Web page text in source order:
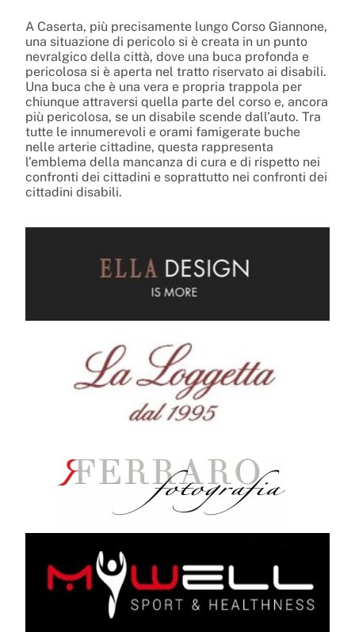
A Caserta, più precisamente lungo Corso Giannone,
una situazione di pericolo si è creata in un punto
nevralgico della città, dove una buca profonda e
pericolosa si è aperta nel tratto riservato ai disabili.
Una buca che è una vera e propria trappola per
chiunque attraversi quella parte del corso e, ancora
più pericolosa, se un disabile scende dall’auto. Tra
tutte le innumerevoli e orami famigerate buche
nelle arterie cittadine, questa rappresenta
l’emblema della mancanza di cura e di rispetto nei
confronti dei cittadini e soprattutto nei confronti dei
cittadini disabili.